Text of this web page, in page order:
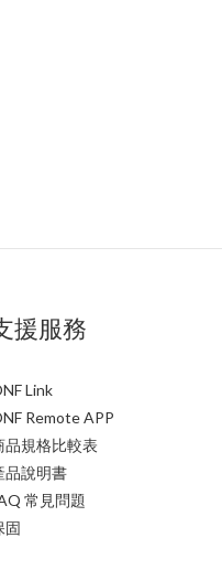
援服務
Link
Remote APP
品規格比較表
品說明書
常見問題
固